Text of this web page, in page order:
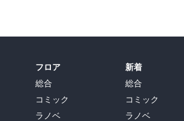
フロア
総合
コミック
ラノベ
新着
総合
コミック
ラノベ